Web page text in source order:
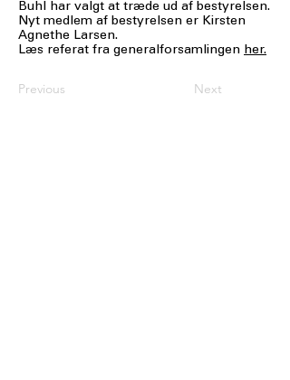
Buhl har valgt at træde ud af bestyrelsen.
Nyt medlem af bestyrelsen er Kirsten
Agnethe Larsen.
Læs referat fra generalforsamlingen her.
Previous Next